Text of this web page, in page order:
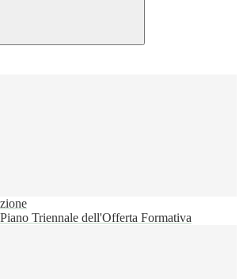
Triennale dell'Offerta Formativa